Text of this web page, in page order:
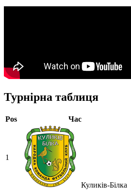
Турнірна таблиця
Pos Час
1
Куликів-Білка